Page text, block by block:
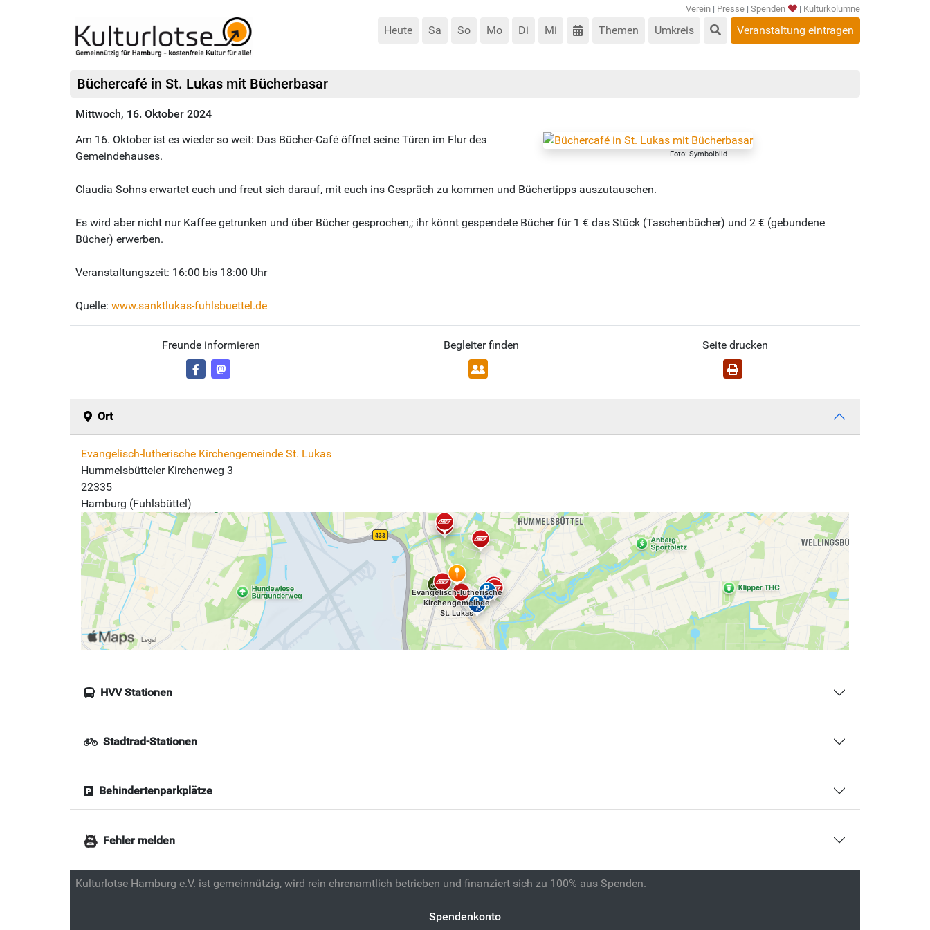
Verein | Presse | Spenden | Kulturkolumne
Heute Sa So Mo Di Mi Themen Umkreis Veranstaltung eintragen
Büchercafé in St. Lukas mit Bücherbasar
Mittwoch, 16. Oktober 2024
Foto: Symbolbild
Am 16. Oktober ist es wieder so weit: Das Bücher-Café öffnet seine Türen im Flur des
Gemeindehauses.
Claudia Sohns erwartet euch und freut sich darauf, mit euch ins Gespräch zu kommen und Büchertipps auszutauschen.
Es wird aber nicht nur Kaffee getrunken und über Bücher gesprochen,; ihr könnt gespendete Bücher für 1 € das Stück (Taschenbücher) und 2 € (gebundene
Bücher) erwerben.
Veranstaltungszeit: 16:00 bis 18:00 Uhr
Quelle: www.sanktlukas-fuhlsbuettel.de
Freunde informieren Begleiter finden Seite drucken
Ort
Evangelisch-lutherische Kirchengemeinde St. Lukas
Hummelsbütteler Kirchenweg 3
22335
Hamburg (Fuhlsbüttel)
HVV Stationen
Stadtrad-Stationen
Behindertenparkplätze
Fehler melden
Kulturlotse Hamburg e.V. ist gemeinnützig, wird rein ehrenamtlich betrieben und finanziert sich zu 100% aus Spenden.
Spendenkonto